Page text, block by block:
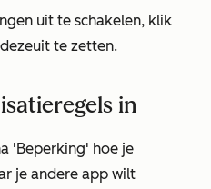
uit te schakelen, klik
uit te zetten.
in
'Beperking' hoe je
je andere app wilt